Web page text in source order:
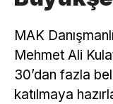
MAK
Mehmet Ali
30’dan fazla
katılmaya